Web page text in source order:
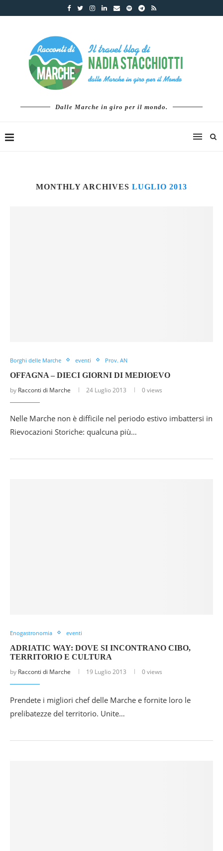
Dalle Marche in giro per il mondo.
MONTHLY ARCHIVES LUGLIO 2013
Borghi delle Marche eventi Prov. AN
OFFAGNA – DIECI GIORNI DI MEDIOEVO
by Racconti di Marche 24 Luglio 2013 0 views
Nelle Marche non è difficile nel periodo estivo imbattersi in
Rievocazioni Storiche: qualcuna più…
Enogastronomia eventi
ADRIATIC WAY: DOVE SI INCONTRANO CIBO,
TERRITORIO E CULTURA
by Racconti di Marche 19 Luglio 2013 0 views
Prendete i migliori chef delle Marche e fornite loro le
prelibatezze del territorio. Unite…